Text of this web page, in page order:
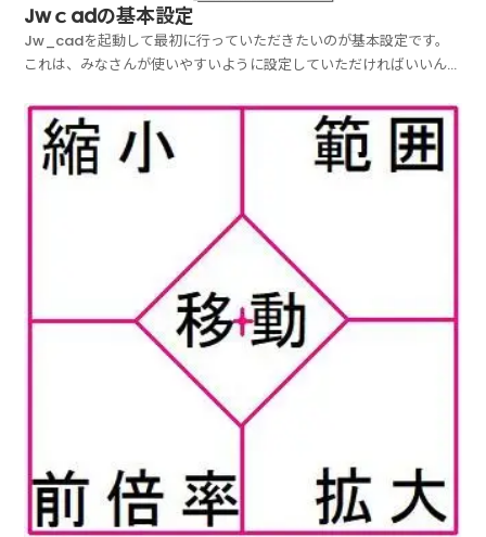
Jwｃadの基本設定
Jw_cadを起動して最初に行っていただきたいのが基本設定です。
これは、みなさんが使いやすいように設定していただければいいんで
いいのか分からないと思いますので、ここでは一般的な設定を紹介し
ておきますので、今後このサイトで紹介するJw_c...